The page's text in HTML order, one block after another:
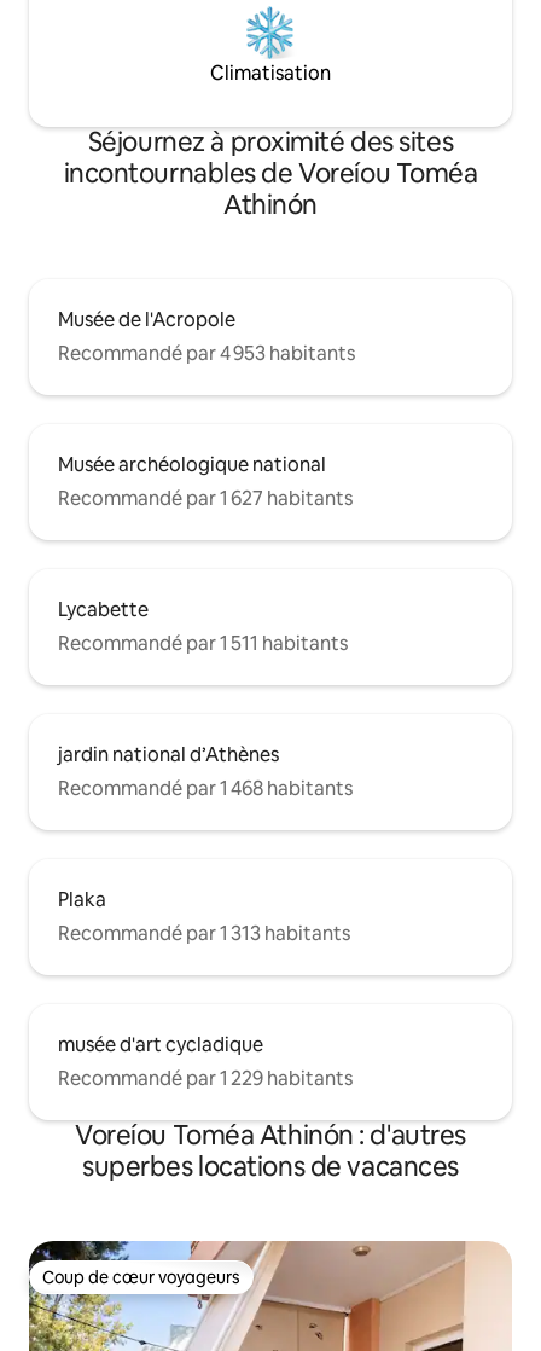
Climatisation
Séjournez à proximité des sites
incontournables de Voreíou Toméa
Athinón
Musée de l'Acropole
Recommandé par 4 953 habitants
Musée archéologique national
Recommandé par 1 627 habitants
Lycabette
Recommandé par 1 511 habitants
jardin national d’Athènes
Recommandé par 1 468 habitants
Plaka
Recommandé par 1 313 habitants
musée d'art cycladique
Recommandé par 1 229 habitants
Voreíou Toméa Athinón : d'autres
superbes locations de vacances
Coup de cœur voyageurs
Coup de cœur voyageurs